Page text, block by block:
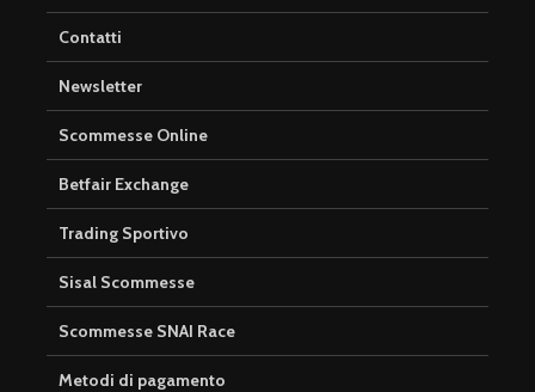
Contatti
Newsletter
Scommesse Online
Betfair Exchange
Trading Sportivo
Sisal Scommesse
Scommesse SNAI Race
Metodi di pagamento